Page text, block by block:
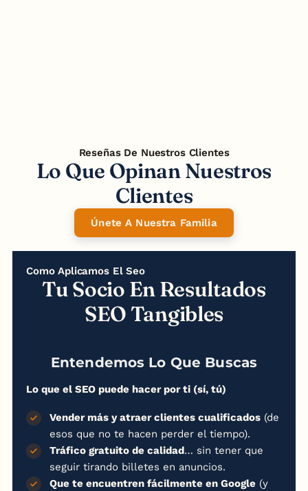
Reseñas De Nuestros Clientes
Lo Que Opinan Nuestros
Clientes
Únete A Nuestra Familia
Como Aplicamos El Seo
Tu Socio En Resultados
SEO Tangibles
Entendemos Lo Que Buscas
Lo que el SEO puede hacer por ti (sí, tú)
Vender más y atraer clientes cualificados (de
esos que no te hacen perder el tiempo).
Tráfico gratuito de calidad… sin tener que
seguir tirando billetes en anuncios.
Que te encuentren fácilmente en Google (y